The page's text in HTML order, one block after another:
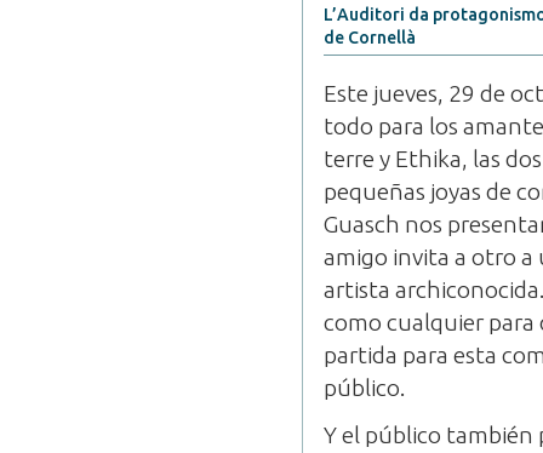
L’Auditori da
de Cornellà
Este jueves, 29 de
todo para los
terre y Ethika, las
pequeñas joyas de
Guasch nos
amigo invita a otro
artista
como cualquier para
partida para esta
público.
Y el público también